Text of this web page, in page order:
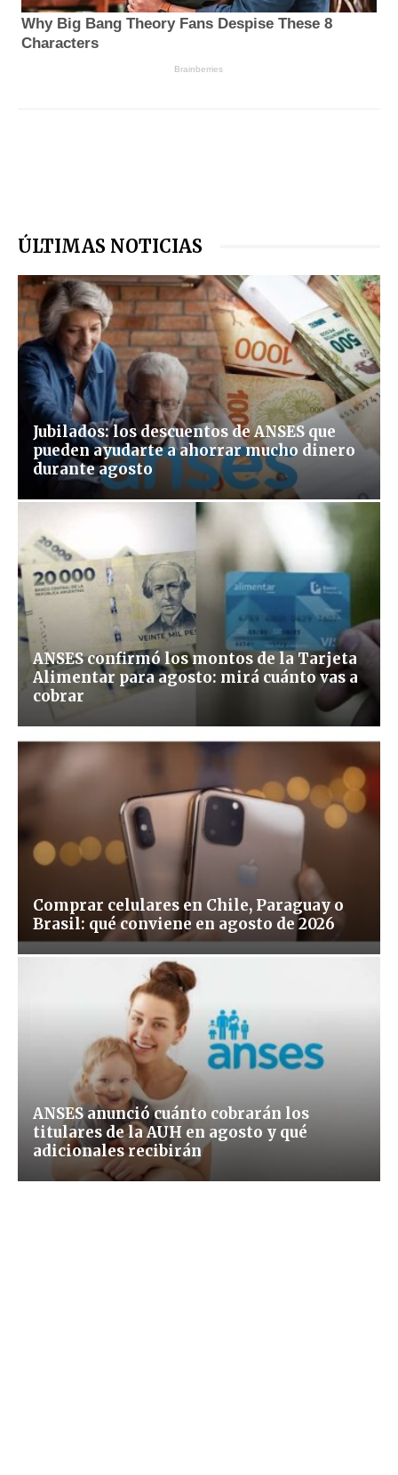
ÚLTIMAS NOTICIAS
Jubilados: los descuentos de ANSES que
pueden ayudarte a ahorrar mucho dinero
durante agosto
ANSES confirmó los montos de la Tarjeta
Alimentar para agosto: mirá cuánto vas a
cobrar
Comprar celulares en Chile, Paraguay o
Brasil: qué conviene en agosto de 2026
ANSES anunció cuánto cobrarán los
titulares de la AUH en agosto y qué
adicionales recibirán